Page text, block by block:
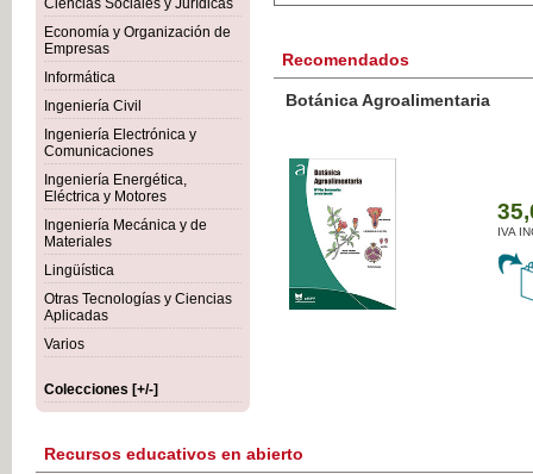
Ciencias Sociales y Jurídicas
Economía y Organización de
Empresas
Informática
Ingeniería Civil
Ingeniería Electrónica y
Comunicaciones
Ingeniería Energética,
Eléctrica y Motores
Ingeniería Mecánica y de
Materiales
Lingüística
Otras Tecnologías y Ciencias
Aplicadas
Varios
Colecciones [+/-]
Recomendados
Botánica Agroalimentaria
IVA
Recursos educativos en abierto